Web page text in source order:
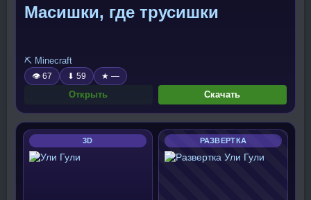
Масишки, где трусишки
⛏️ Minecraft
👁 67 ⬇ 59 ★ —
Открыть Скачать
3D РАЗВЕРТКА